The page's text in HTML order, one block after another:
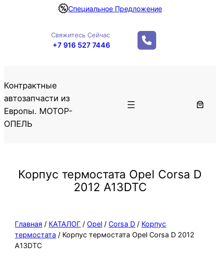
r
Специальное Предложение
Свяжитесь Сейчас
+7 916 527 7446
Контрактные
автозапчасти из
Европы. МОТОР-
ОПЕЛЬ
Корпус термостата Opel Corsa D
2012 A13DTC
Главная / КАТАЛОГ /Opel /Corsa D / Корпус
термостата / Корпус термостата Opel Corsa D 2012
A13DTC